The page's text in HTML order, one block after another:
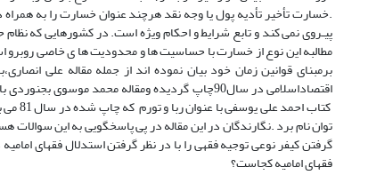
.خسارت تأخیر تأدیه پول یا وجه نقد هرچند عنوان خسارت را به همراه
پیـروی نمی کند و تابع شرایط و احکام ویژه است. در کشورهایی که
مطالبه این نوع از خسارت با حساسیت ها و محدودیت ها ی خاصی
برمبنای قوانین زمان خود بیان نموده اند از جمله مقاله علی
توان نام برد .نگارندگان در این مقاله در پی پاسخگویی به این سوالات
گرفتن کیفر نوعی توجیه فقهی را با در نظر گرفتن استدلال فقهای
فقهای امامیه کجاست؟